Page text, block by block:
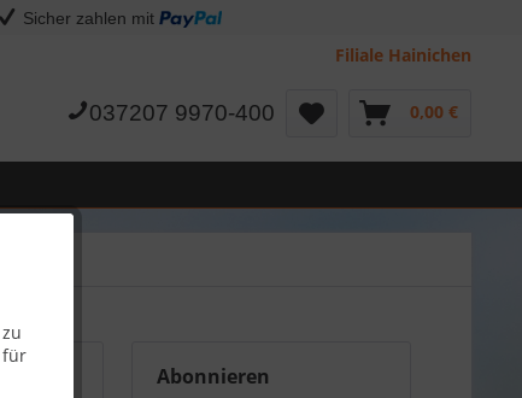
Sicher zahlen mit
Filiale Hainichen
037207 9970-400 0,00 €
für
Abonnieren